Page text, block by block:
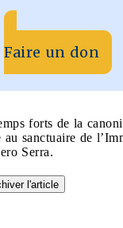
Faire un don
forts de la
sanctuaire de
Serra.
l'article